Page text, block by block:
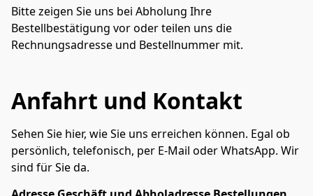
Bitte zeigen Sie uns bei Abholung Ihre
Bestellbestätigung vor oder teilen uns die
Rechnungsadresse und Bestellnummer mit.
Anfahrt und Kontakt
Sehen Sie hier, wie Sie uns erreichen können. Egal ob
persönlich, telefonisch, per E-Mail oder WhatsApp. Wir
sind für Sie da.